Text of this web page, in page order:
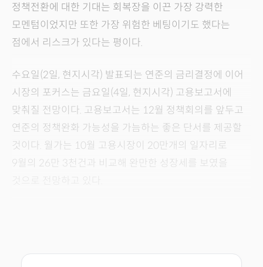
정책전환에 대한 기대는 회복장을 이끈 가장 강력한
모멘텀이었지만 또한 가장 위험한 베팅이기도 했다는
점에서 리스크가 있다는 평이다.
수요일(2일, 현지시각) 발표되는 연준의 금리결정에 이어
시장의 포커스는 금요일(4일, 현지시각) 고용보고서에
맞춰질 전망이다. 고용보고서는 12월 정책회의를 앞두고
연준의 정책완화 가능성을 가늠하는 좋은 단서를 제공할
것이다. 월가는 10월 고용시장이 20만개의 일자리로
9월의 26만 3천건과 비교해 완만한 성장세를 보였을